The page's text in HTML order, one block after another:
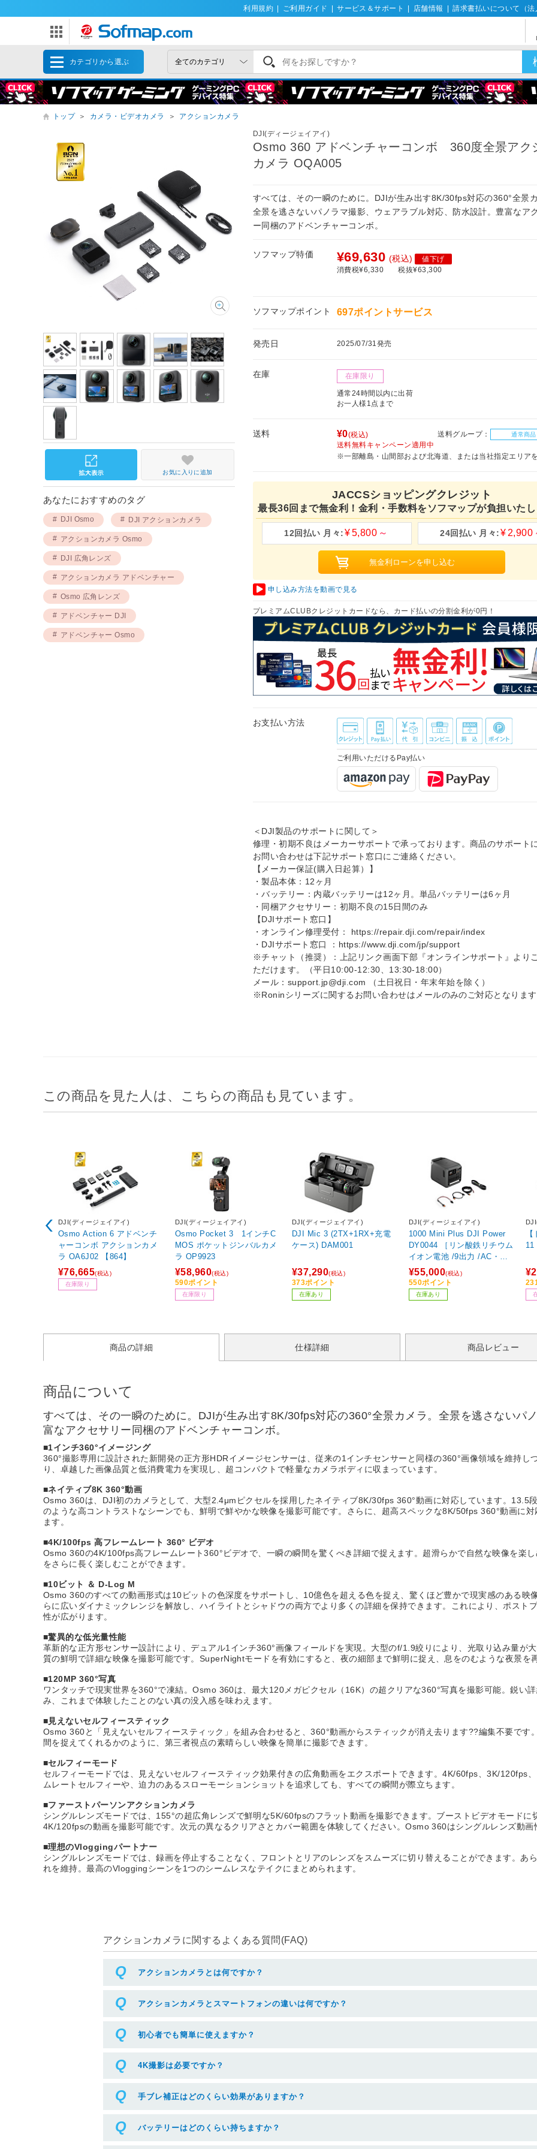
利用規約 ご利用ガイド サービス＆サポート 店舗情報 請求書払いについて（法
カテゴリから選ぶ
トップ ＞ カメラ・ビデオカメラ ＞ アクションカメラ
DJI(ディージェイアイ)
Osmo 360 アドベンチャーコンボ 360度全景アク
カメラ OQA005
すべては、その一瞬のために。DJIが生み出す8K/30fps対応の360°全景カ
全景を逃さないパノラマ撮影、ウェアラブル対応、防水設計。豊富なア
ー同梱のアドベンチャーコンボ。
ソフマップ特価 ¥69,630 (税込)
値下げ
消費税¥6,330
税抜¥63,300
ソフマップポイント 697ポイントサービス
発売日 2025/07/31発売
在庫 在庫限り
通常24時間以内に出荷
お一人様1点まで
送料 ¥0(税込) 送料グループ： 通常商品
送料無料キャンペーン適用中
※一部離島・山間部および北海道、または当社指定エリア
JACCSショッピングクレジット
最長36回まで無金利！金利・手数料をソフマップが負担いたし
5,800 2,900
申し込み方法を動画で見る
プレミアムCLUBクレジットカードなら、カード払いの分割金利が0円！
お支払い方法
ご利用いただけるPay払い
＜DJI製品のサポートに関して＞
修理・初期不良はメーカーサポートで承っております。商品のサポート
お問い合わせは下記サポート窓口にご連絡ください。
【メーカー保証(購入日起算）】
・製品本体：12ヶ月
・バッテリー：内蔵バッテリーは12ヶ月。単品バッテリーは6ヶ月
・同梱アクセサリー：初期不良の15日間のみ
【DJIサポート窓口】
・オンライン修理受付： https://repair.dji.com/repair/index
・DJIサポート窓口 ：https://www.dji.com/jp/support
※チャット（推奨）：上記リンク画面下部『オンラインサポート』より
ただけます。（平日10:00-12:30、13:30-18:00）
メール：support.jp@dji.com （土日祝日・年末年始を除く）
※Roninシリーズに関するお問い合わせはメールのみのご対応となります
お気に入りに追加
あなたにおすすめのタグ
DJI Osmo DJI アクションカメラ
アクションカメラ Osmo
DJI 広角レンズ
アクションカメラ アドベンチャー
Osmo 広角レンズ
アドベンチャー DJI
アドベンチャー Osmo
この商品を見た人は、こちらの商品も見ています。
DJI(ディージェイアイ)
Osmo Action 6 アドベンチ
ャーコンボ アクションカメ
ラ OA6J02 【864】
¥76,665(税込)
在庫限り
DJI(ディージェイアイ)
Osmo Pocket 3 1インチC
MOS ポケットジンバルカメ
ラ OP9923
¥58,960(税込)
590ポイント
在庫限り
DJI(ディージェイアイ)
DJI Mic 3 (2TX+1RX+充電
ケース) DAM001
¥37,290(税込)
373ポイント
在庫あり
DJI(ディージェイアイ)
1000 Mini Plus DJI Power
DY0044 ［リン酸鉄リチウム
イオン電池 /9出力 /AC・D
C・USB-C充電・ソーラー
(別売) /USB Power Delivery
対応］
¥55,000(税込)
550ポイント
在庫あり
11
商品の詳細 仕様詳細 商品レビュー
商品について
すべては、その一瞬のために。DJIが生み出す8K/30fps対応の360°全景カメラ。全景を逃さないパ
富なアクセサリー同梱のアドベンチャーコンボ。
■1インチ360°イメージング
360°撮影専用に設計された新開発の正方形HDRイメージセンサーは、従来の1インチセンサーと同様の360°画像領域を維持し
り、卓越した画像品質と低消費電力を実現し、超コンパクトで軽量なカメラボディに収まっています。
■ネイティブ8K 360°動画
Osmo 360は、DJI初のカメラとして、大型2.4μmピクセルを採用したネイティブ8K/30fps 360°動画に対応しています。13.5
のような高コントラストなシーンでも、鮮明で鮮やかな映像を撮影可能です。さらに、超高スペックな8K/50fps 360°動画に
ます。
■4K/100fps 高フレームレート 360° ビデオ
Osmo 360の4K/100fps高フレームレート360°ビデオで、一瞬の瞬間を驚くべき詳細で捉えます。超滑らかで自然な映像を楽
をさらに長く楽しむことができます。
■10ビット ＆ D-Log M
Osmo 360のすべての動画形式は10ビットの色深度をサポートし、10億色を超える色を捉え、驚くほど豊かで現実感のある映
らに広いダイナミックレンジを解放し、ハイライトとシャドウの両方でより多くの詳細を保持できます。これにより、ポスト
性が広がります。
■驚異的な低光量性能
革新的な正方形センサー設計により、デュアル1インチ360°画像フィールドを実現。大型のf/1.9絞りにより、光取り込み量が
質の鮮明で詳細な映像を撮影可能です。SuperNightモードを有効にすると、夜の細部まで鮮明に捉え、息をのむような夜景を
■120MP 360°写真
ワンタッチで現実世界を360°で凍結。Osmo 360は、最大120メガピクセル（16K）の超クリアな360°写真を撮影可能。鋭い
み、これまで体験したことのない真の没入感を味わえます。
■見えないセルフィースティック
Osmo 360と「見えないセルフィースティック」を組み合わせると、360°動画からスティックが消え去ります??編集不要で
間を捉えてくれるかのように、第三者視点の素晴らしい映像を簡単に撮影できます。
■セルフィーモード
セルフィーモードでは、見えないセルフィースティック効果付きの広角動画をエクスポートできます。4K/60fps、3K/120fps
ムレートセルフィーや、迫力のあるスローモーションショットを追求しても、すべての瞬間が際立ちます。
■ファーストパーソンアクションカメラ
シングルレンズモードでは、155°の超広角レンズで鮮明な5K/60fpsのフラット動画を撮影できます。ブーストビデオモード
4K/120fpsの動画を撮影可能です。次元の異なるクリアさとカバー範囲を体験してください。Osmo 360はシングルレンズ動画
■理想のVloggingパートナー
シングルレンズモードでは、録画を停止することなく、フロントとリアのレンズをスムーズに切り替えることができます。あ
れを維持。最高のVloggingシーンを1つのシームレスなテイクにまとめられます。
アクションカメラに関するよくある質問(FAQ)
アクションカメラとは何ですか？
アクションカメラとスマートフォンの違いは何ですか？
初心者でも簡単に使えますか？
4K撮影は必要ですか？
手ブレ補正はどのくらい効果がありますか？
バッテリーはどのくらい持ちますか？